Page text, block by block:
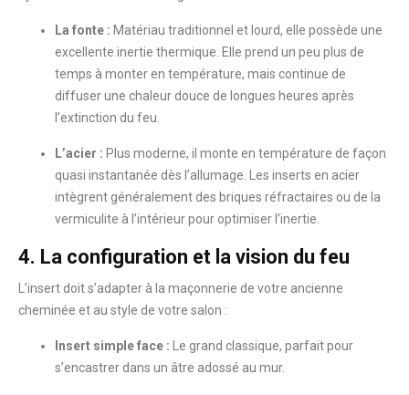
La fonte : Matériau traditionnel et lourd, elle possède une
excellente inertie thermique. Elle prend un peu plus de
temps à monter en température, mais continue de
diffuser une chaleur douce de longues heures après
l’extinction du feu.
L’acier : Plus moderne, il monte en température de façon
quasi instantanée dès l’allumage. Les inserts en acier
intègrent généralement des briques réfractaires ou de la
vermiculite à l’intérieur pour optimiser l’inertie.
4. La configuration et la vision du feu
L’insert doit s’adapter à la maçonnerie de votre ancienne
cheminée et au style de votre salon :
Insert simple face : Le grand classique, parfait pour
s’encastrer dans un âtre adossé au mur.